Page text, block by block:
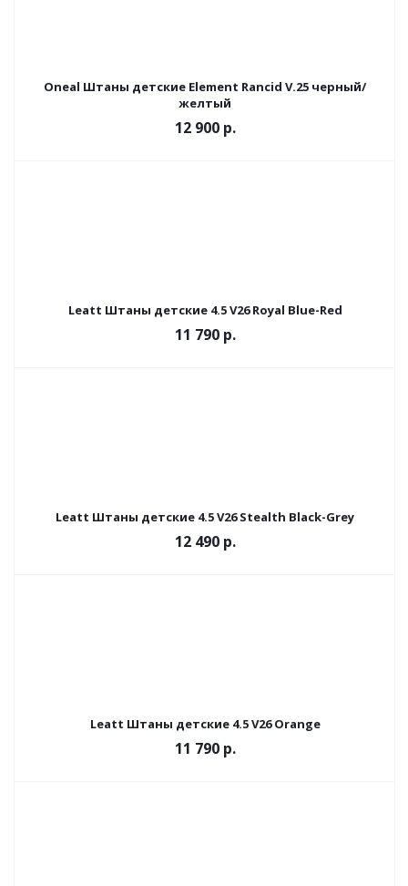
Oneal Штаны детские Element Rancid V.25 черный/
желтый
12 900 р.
Leatt Штаны детские 4.5 V26 Royal Blue-Red
11 790 р.
Leatt Штаны детские 4.5 V26 Stealth Black-Grey
12 490 р.
Leatt Штаны детские 4.5 V26 Orange
11 790 р.